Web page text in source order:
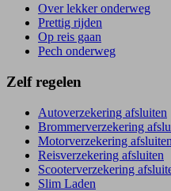
Over lekker onderweg
Prettig rijden
Op reis gaan
Pech onderweg
Zelf regelen
Autoverzekering afsluiten
Brommerverzekering
Motorverzekering afsluiten
Reisverzekering afsluiten
Scooterverzekering
Slim Laden